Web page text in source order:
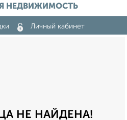
НЕДВИЖИМОСТЬ
Личный кабинет
НЕ НАЙДЕНА!